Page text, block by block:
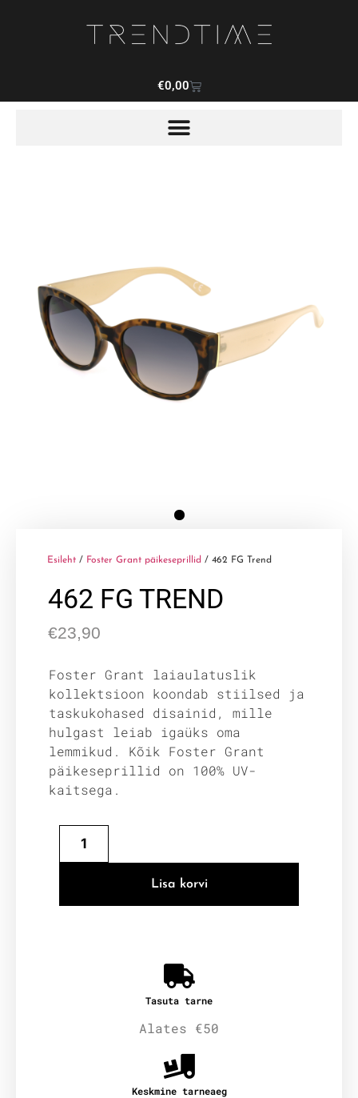
€0,00
Esileht / Foster Grant päikeseprillid / 462 FG Trend
462 FG TREND
€23,90
Foster Grant laiaulatuslik
kollektsioon koondab stiilsed ja
taskukohased disainid, mille
hulgast leiab igaüks oma
lemmikud. Kõik Foster Grant
päikeseprillid on 100% UV-
kaitsega.
Lisa korvi
Tasuta tarne
Alates €50
Keskmine tarneaeg